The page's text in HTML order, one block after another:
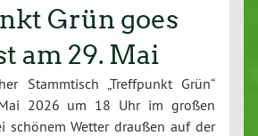
Grün goes
am 29. Mai
Stammtisch „Treffpunkt Grün“
2026 um 18 Uhr im großen
schönem Wetter draußen auf der